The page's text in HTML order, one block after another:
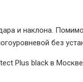
и наклона.
без
Plus black в